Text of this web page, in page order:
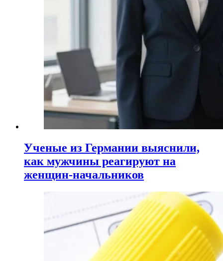
Ученые из Германии выяснили,
как мужчины реагируют на
женщин-начальников